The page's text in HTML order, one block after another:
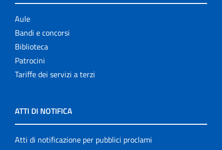
Aule
Bandi e concorsi
Biblioteca
Patrocini
Tariffe dei servizi a terzi
ATTI DI NOTIFICA
Atti di notificazione per pubblici proclami